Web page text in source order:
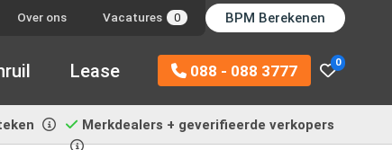
Over ons Vacatures 0 BPM Berekenen
0
088 - 088 3777
Lease
Merkdealers + geverifieerde verkopers